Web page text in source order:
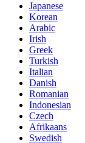
Japanese
Korean
Arabic
Irish
Greek
Turkish
Italian
Danish
Romanian
Indonesian
Czech
Afrikaans
Swedish